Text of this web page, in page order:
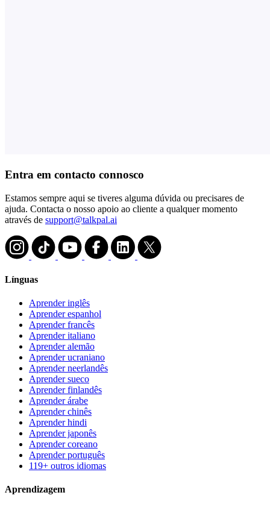
Entra em contacto connosco
Estamos sempre aqui se tiveres alguma dúvida ou precisares de
ajuda. Contacta o nosso apoio ao cliente a qualquer momento
através de support@talkpal.ai
Línguas
Aprender inglês
Aprender espanhol
Aprender francês
Aprender italiano
Aprender alemão
Aprender ucraniano
Aprender neerlandês
Aprender sueco
Aprender finlandês
Aprender árabe
Aprender chinês
Aprender hindi
Aprender japonês
Aprender coreano
Aprender português
119+ outros idiomas
Aprendizagem